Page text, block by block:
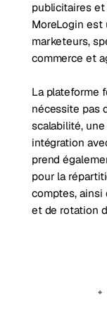
publicitaires
MoreLogin
marketeurs,
commerce et
La plateforme
nécessite pas
scalabilité,
intégration
prend
pour la
comptes,
et de rotation
⌖